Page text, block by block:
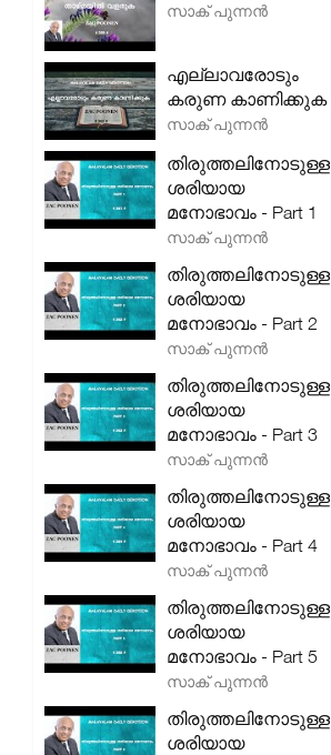
സാക് പുന്നൻ
എല്ലാവരോടും
കരുണ കാണിക്കുക
സാക് പുന്നൻ
തിരുത്തലിനോടുള്ള
ശരിയായ
മനോഭാവം - Part 1
സാക് പുന്നൻ
തിരുത്തലിനോടുള്ള
ശരിയായ
മനോഭാവം - Part 2
സാക് പുന്നൻ
തിരുത്തലിനോടുള്ള
ശരിയായ
മനോഭാവം - Part 3
സാക് പുന്നൻ
തിരുത്തലിനോടുള്ള
ശരിയായ
മനോഭാവം - Part 4
സാക് പുന്നൻ
തിരുത്തലിനോടുള്ള
ശരിയായ
മനോഭാവം - Part 5
സാക് പുന്നൻ
തിരുത്തലിനോടുള്ള
ശരിയായ